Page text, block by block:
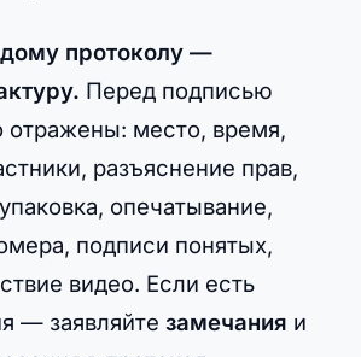
протоколу —
Перед подписью
отражены: место, время,
разъяснение прав,
опечатывание,
подписи понятых,
видео. Если есть
— заявляйте замечания и